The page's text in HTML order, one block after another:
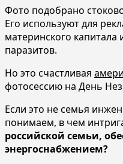
Фото подобрано
Его используют для
материнского
паразитов.
Но это счастливая
фотосессию на День
Если это не семья
понимаем, в чем
российской семьи,
энергоснабжением?